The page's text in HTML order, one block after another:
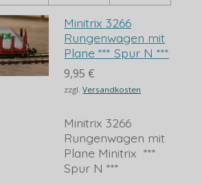
Minitrix 3266
Rungenwagen mit
Plane *** Spur N ***
9,95 €
zzgl.Versandkosten
Minitrix 3266
Rungenwagen mit
Plane Minitrix ***
Spur N ***